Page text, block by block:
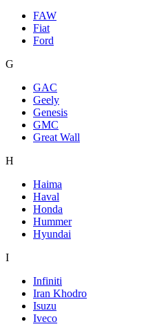
FAW
Fiat
Ford
G
GAC
Geely
Genesis
GMC
Great Wall
H
Haima
Haval
Honda
Hummer
Hyundai
I
Infiniti
Iran Khodro
Isuzu
Iveco